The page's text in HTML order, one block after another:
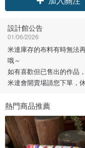
設計館公告
01/06/2026
米達庫存的布料有時無法
哦～
如有喜歡但已售出的作品
米達會開賣場請您下單，
熱門商品推薦